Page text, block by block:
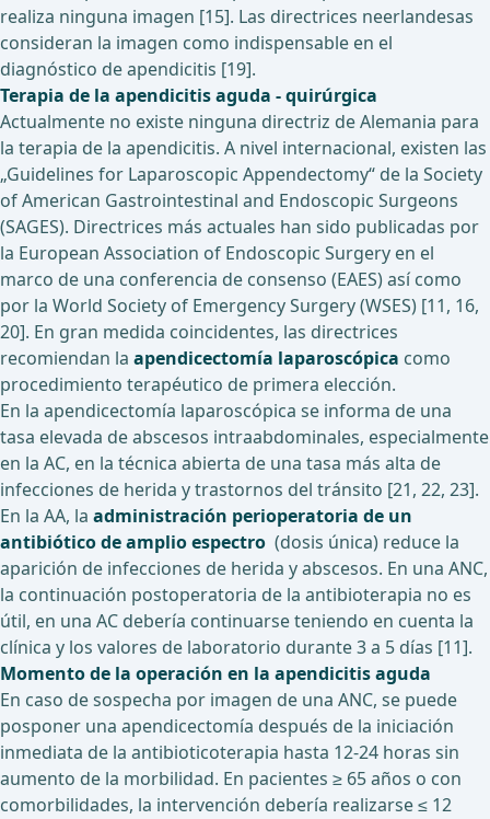
realiza ninguna imagen [15]. Las directrices neerlandesas
consideran la imagen como indispensable en el
diagnóstico de apendicitis [19].
Terapia de la apendicitis aguda - quirúrgica
Actualmente no existe ninguna directriz de Alemania para
la terapia de la apendicitis. A nivel internacional, existen las
„Guidelines for Laparoscopic Appendectomy“ de la Society
of American Gastrointestinal and Endoscopic Surgeons
(SAGES). Directrices más actuales han sido publicadas por
la European Association of Endoscopic Surgery en el
marco de una conferencia de consenso (EAES) así como
por la World Society of Emergency Surgery (WSES) [11, 16,
20]. En gran medida coincidentes, las directrices
recomiendan la apendicectomía laparoscópica como
procedimiento terapéutico de primera elección.
En la apendicectomía laparoscópica se informa de una
tasa elevada de abscesos intraabdominales, especialmente
en la AC, en la técnica abierta de una tasa más alta de
infecciones de herida y trastornos del tránsito [21, 22, 23].
En la AA, la administración perioperatoria de un
antibiótico de amplio espectro (dosis única) reduce la
aparición de infecciones de herida y abscesos. En una ANC,
la continuación postoperatoria de la antibioterapia no es
útil, en una AC debería continuarse teniendo en cuenta la
clínica y los valores de laboratorio durante 3 a 5 días [11].
Momento de la operación en la apendicitis aguda
En caso de sospecha por imagen de una ANC, se puede
posponer una apendicectomía después de la iniciación
inmediata de la antibioticoterapia hasta 12-24 horas sin
aumento de la morbilidad. En pacientes ≥ 65 años o con
comorbilidades, la intervención debería realizarse ≤ 12